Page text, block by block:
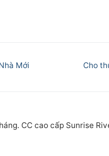
Mới
Next
Cho
CC cao cấp Sunrise